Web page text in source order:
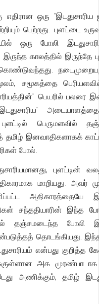
எதிரான ஒரு
பெற்றது. புளட்டை
ஒரு போலி
இருந்த காலத்தில் இருந்தே
சமூகத்தை
பெயரில் பலரை
பெருமளவில்
இனவாதிகளாகக் காட்டி,
போல்.
புளட்டின்
மாறியது. அவர்
அதிகாரத்தையே
சந்ததியாரின் இந்த
தஞ்சமடைந்த போலி
தொடங்கியது.
என்பது குறித்த
அக முரண்பாடாக
அணிக்கும், தமிழ்